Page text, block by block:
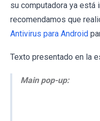
su computadora ya está
recomendamos que
Antivirus para Android
Texto presentado en la
Main pop-up: